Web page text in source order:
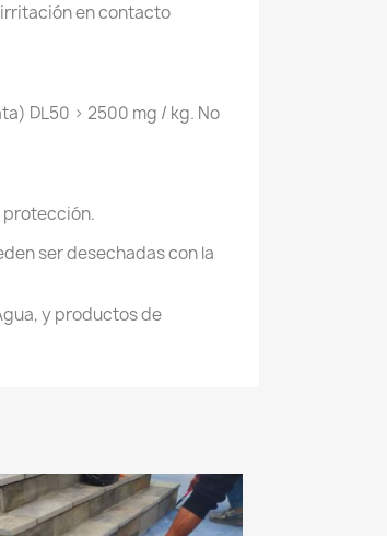
en contacto
DL50 > 2500 mg / kg. No
protección.
ser desechadas con la
y productos de